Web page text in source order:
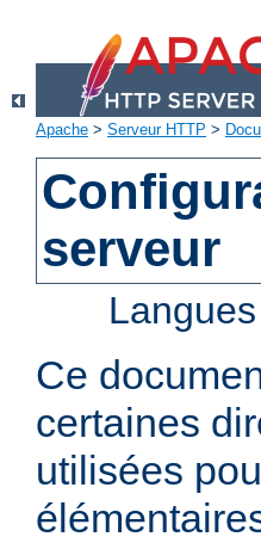
Apache > Serveur HTTP >
serveur
Ce
certaines
utilisées